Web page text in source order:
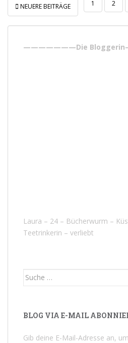
NEUERE BEITRÄGE 1 2
———————Die
Laura – 24 – Bücherwurm –
Teetrinkerin – verliebt
Suche nach:
BLOG VIA E-MAIL
Gib deine E-Mail-Adresse an,